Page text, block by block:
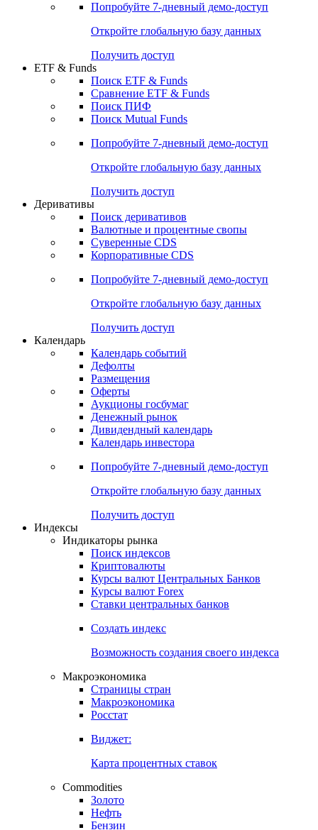
Попробуйте 7-дневный демо-доступ
Откройте глобальную базу данных
Получить доступ
ETF & Funds
Поиск ETF & Funds
Сравнение ETF & Funds
Поиск ПИФ
Поиск Mutual Funds
Попробуйте 7-дневный демо-доступ
Откройте глобальную базу данных
Получить доступ
Деривативы
Поиск деривативов
Валютные и процентные свопы
Суверенные CDS
Корпоративные CDS
Попробуйте 7-дневный демо-доступ
Откройте глобальную базу данных
Получить доступ
Календарь
Календарь событий
Дефолты
Размещения
Оферты
Аукционы госбумаг
Денежный рынок
Дивидендный календарь
Календарь инвестора
Попробуйте 7-дневный демо-доступ
Откройте глобальную базу данных
Получить доступ
Индексы
Индикаторы рынка
Поиск индексов
Криптовалюты
Курсы валют Центральных Банков
Курсы валют Forex
Ставки центральных банков
Создать индекс
Возможность создания своего индекса
Макроэкономика
Страницы стран
Макроэкономика
Росстат
Виджет:
Карта процентных ставок
Commodities
Золото
Нефть
Бензин